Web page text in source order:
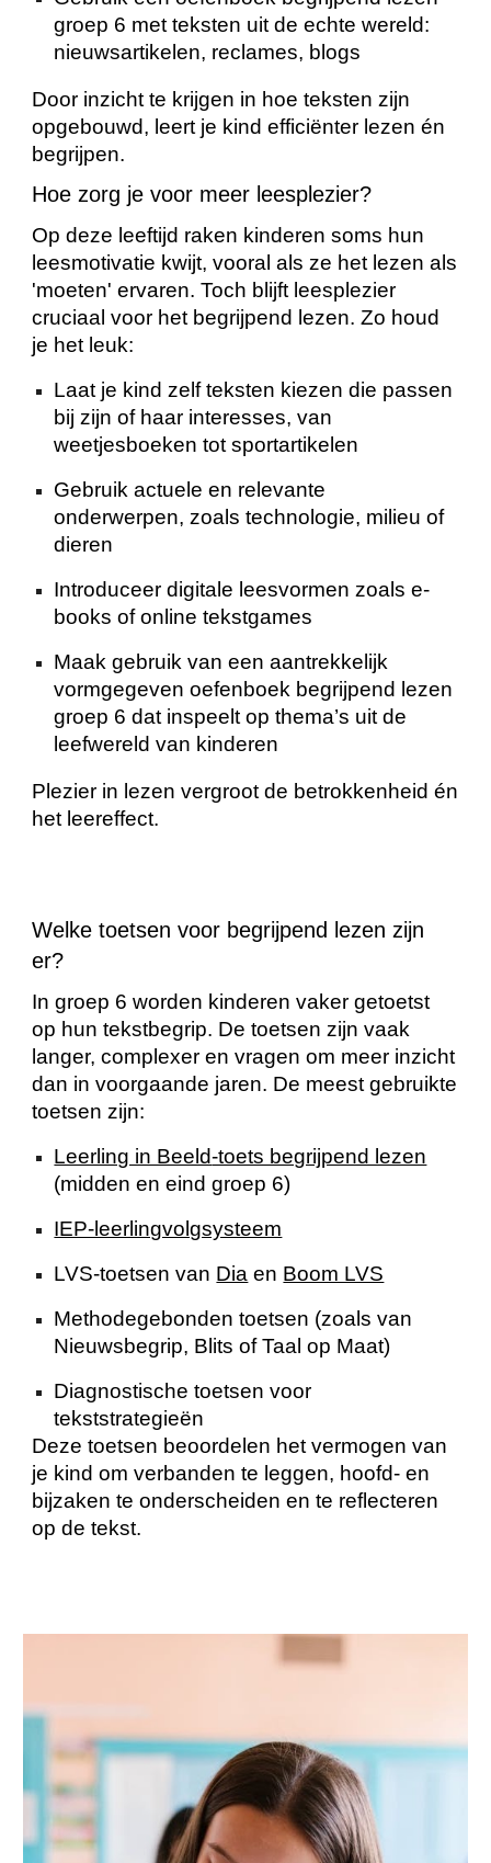
groep 6 met teksten uit de echte wereld:
nieuwsartikelen, reclames, blogs
Door inzicht te krijgen in hoe teksten zijn
opgebouwd, leert je kind efficiënter lezen én
begrijpen.
Hoe zorg je voor meer leesplezier?
Op deze leeftijd raken kinderen soms hun
leesmotivatie kwijt, vooral als ze het lezen als
'moeten' ervaren. Toch blijft leesplezier
cruciaal voor het begrijpend lezen. Zo houd
je het leuk:
Laat je kind zelf teksten kiezen die passen
bij zijn of haar interesses, van
weetjesboeken tot sportartikelen
Gebruik actuele en relevante
onderwerpen, zoals technologie, milieu of
dieren
Introduceer digitale leesvormen zoals e-
books of online tekstgames
Maak gebruik van een aantrekkelijk
vormgegeven oefenboek begrijpend lezen
groep 6 dat inspeelt op thema’s uit de
leefwereld van kinderen
Plezier in lezen vergroot de betrokkenheid én
het leereffect.
Welke toetsen voor begrijpend lezen zijn
er?
In groep 6 worden kinderen vaker getoetst
op hun tekstbegrip. De toetsen zijn vaak
langer, complexer en vragen om meer inzicht
dan in voorgaande jaren. De meest gebruikte
toetsen zijn:
Leerling in Beeld-toets begrijpend lezen
(midden en eind groep 6)
IEP-leerlingvolgsysteem
LVS-toetsen van Dia en Boom LVS
Methodegebonden toetsen (zoals van
Nieuwsbegrip, Blits of Taal op Maat)
Diagnostische toetsen voor
tekststrategieën
Deze toetsen beoordelen het vermogen van
je kind om verbanden te leggen, hoofd- en
bijzaken te onderscheiden en te reflecteren
op de tekst.